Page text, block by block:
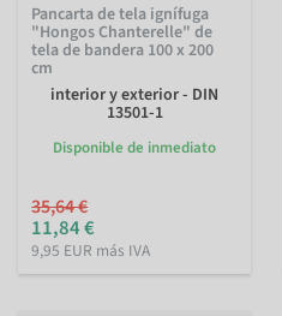
Pancarta de tela ignífuga
"Hongos Chanterelle" de
tela de bandera 100 x 200
cm
interior y exterior - DIN
13501-1
Disponible de inmediato
35,64 €
11,84 €
9,95 EUR más IVA